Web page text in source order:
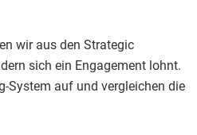
wir aus den Strategic
sich ein Engagement lohnt.
System auf und vergleichen die